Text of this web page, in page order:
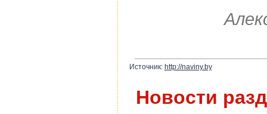
Источник: http://naviny.by
Новости